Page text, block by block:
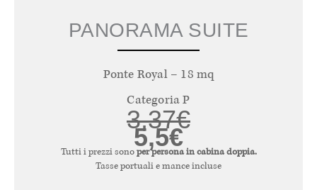
PANORAMA SUITE
Ponte Royal – 18 mq
Categoria P
3,37€
5,5€
Tutti i prezzi sonoper persona in cabina doppia.
Tasse portuali e mance incluse